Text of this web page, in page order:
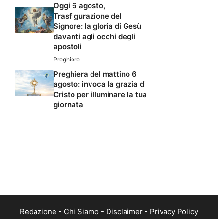
Oggi 6 agosto,
Trasfigurazione del
Signore: la gloria di Gesù
davanti agli occhi degli
apostoli
Preghiere
Preghiera del mattino 6
agosto: invoca la grazia di
Cristo per illuminare la tua
giornata
Redazione - Chi Siamo - Disclaimer - Privacy Policy